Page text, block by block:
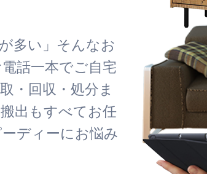
多い」そんなお
話一本でご自宅
・回収・処分ま
出もすべてお任
ディーにお悩み